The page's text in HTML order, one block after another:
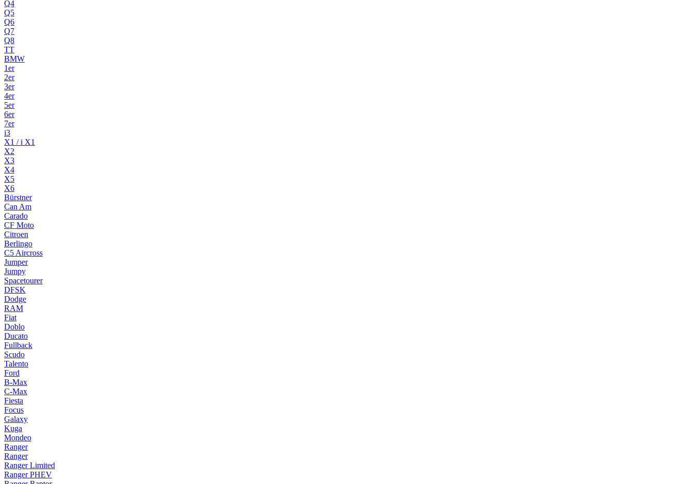
Q4
Q5
Q6
Q7
Q8
TT
BMW
1er
2er
3er
4er
5er
6er
7er
i3
X1 / i X1
X2
X3
X4
X5
X6
Bürstner
Can Am
Carado
CF Moto
Citroen
Berlingo
C5 Aircross
Jumper
Jumpy
Spacetourer
DFSK
Dodge
RAM
Fiat
Doblo
Ducato
Fullback
Scudo
Talento
Ford
B-Max
C-Max
Fiesta
Focus
Galaxy
Kuga
Mondeo
Ranger
Ranger
Ranger Limited
Ranger PHEV